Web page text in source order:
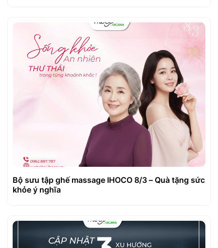
Bộ sưu tập ghế massage IHOCO 8/3 – Quà tặng sức
khỏe ý nghĩa